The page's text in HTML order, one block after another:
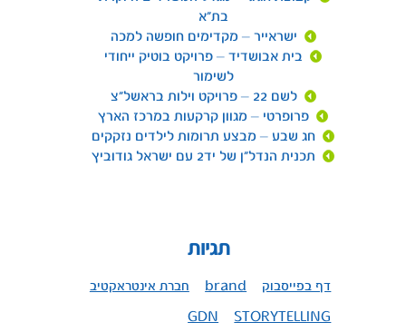
בת"א
ישראייר – מקדימים חופשה למכה
בית אבושדיד – פרויקט בוטיק ייחודי
לשימור
לשם 22 – פרויקט וילות בראשל"צ
פרופרטי – מגוון קרקעות במרכז הארץ
חג שבע – מבצע תרומות לילדים נזקקים
תכנית הנדל"ן של יד2 עם ישראל גודוביץ
תגיות
דף בפייסבוק brand חברת אינטראקטיב
STORYTELLING
GDN